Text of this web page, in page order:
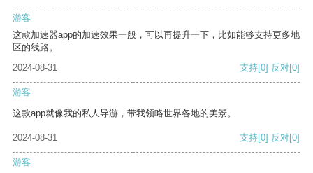
游客
这款加速器app的加速效果一般，可以再提升一下，比如能够支持更多地
区的线路。
2024-08-31
支持[0] 反对[0]
游客
这款app就像我的私人导游，带我领略世界各地的美景。
2024-08-31 支持[0] 反对[0]
游客